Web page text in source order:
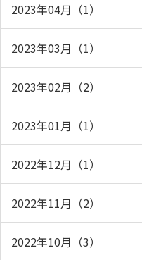
2023年04月（1）
2023年03月（1）
2023年02月（2）
2023年01月（1）
2022年12月（1）
2022年11月（2）
2022年10月（3）